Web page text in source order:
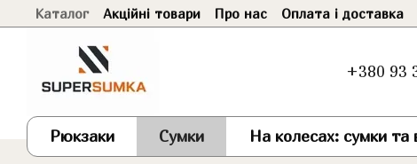
Перейти до основного контенту
Каталог Акційні товари Про нас Оплата і доставка
+380 93
Рюкзаки Сумки На колесах: сумки та